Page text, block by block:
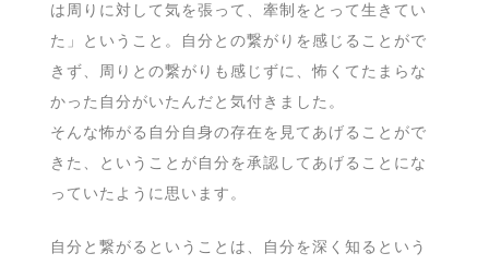
は周りに対して気を張って、牽制をとって生きてい
た」ということ。自分との繋がりを感じることがで
きず、周りとの繋がりも感じずに、怖くてたまらな
かった自分がいたんだと気付きました。
そんな怖がる自分自身の存在を見てあげることがで
きた、ということが自分を承認してあげることにな
っていたように思います。
自分と繋がるということは、自分を深く知るという